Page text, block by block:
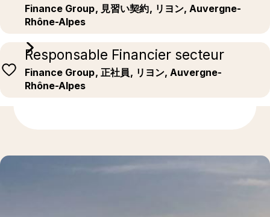
Finance Group, 見習い契約, リヨン, Auvergne-
Rhône-Alpes
Responsable Financier secteur
Finance Group, 正社員, リヨン, Auvergne-
Rhône-Alpes